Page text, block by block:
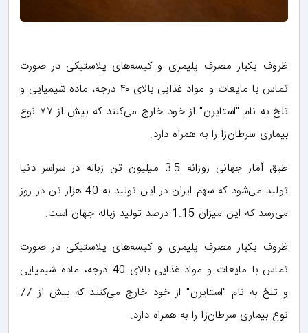
ظروف یکبار مصرف پلیمری و کیسه‌های پلاستیکی در صورت
تماس با مایعات و مواد غذایی بالای ۴۰ درجه، ماده شیمیایی و
تلخ به نام "استایرن" از خود خارج می‌کنند که بیش از ۷۷ نوع
بیماری سرطان‌زا را به همراه دارد.
طبق آمار جهانی روزانه 3.5 میلیون تن زباله در سراسر دنیا
تولید می‌شود که سهم ایران در این تولید به 40 هزار تن در روز
می‌رسد که این میزان 1.15 درصد تولید زباله جهان است.
ظروف یکبار مصرف پلیمری و کیسه‌های پلاستیکی در صورت
تماس با مایعات و مواد غذایی بالای 40 درجه، ماده شیمیایی
و تلخ به نام "استایرن" از خود خارج می‌کنند که بیش از 77
نوع بیماری سرطان‌زا را به همراه دارد.